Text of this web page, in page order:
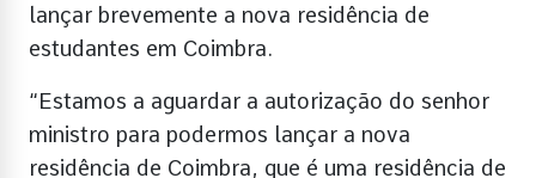
lançar brevemente a nova residência de
estudantes em Coimbra.
“Estamos a aguardar a autorização do senhor
ministro para podermos lançar a nova
residência de Coimbra, que é uma residência de